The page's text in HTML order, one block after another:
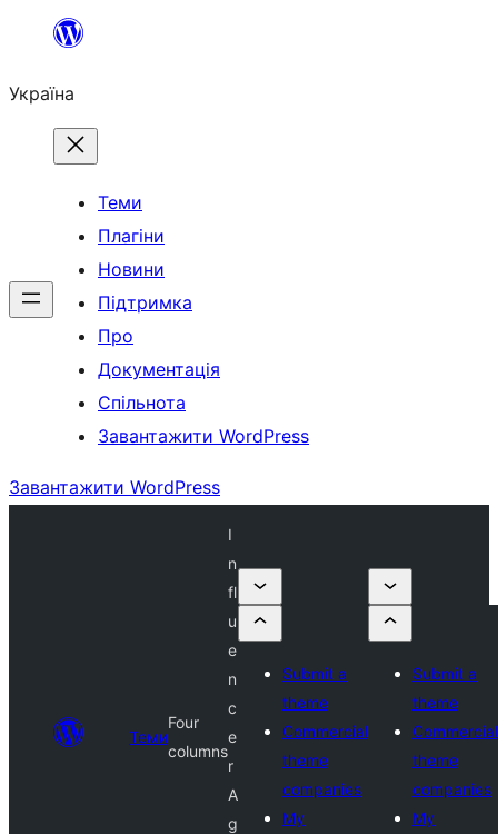
Перейти
вмісту
Україна
Теми
Плагіни
Новини
Підтримка
Про
Документація
Спільнота
Завантажити WordPress
Завантажити WordPress
Теми
Four
columns
I
n
fl
u
e
n
c
e
r
A
g
Submit a
theme
Commercial
theme
companies
My
Submit a
theme
Commercial
theme
companies
My